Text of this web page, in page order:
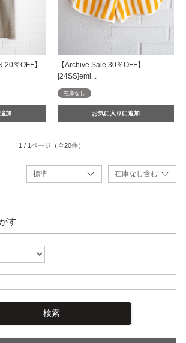
20％OFF】
【Archive Sale 30％OFF】
[24SS]emi...
在庫なし
1 / 1ページ （全20件）
す